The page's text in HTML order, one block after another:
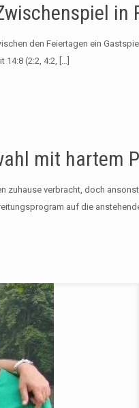
in
den Feiertagen ein
14:8 (2:2, 4:2, […]
mit hartem
zuhause verbracht, doch
auf die